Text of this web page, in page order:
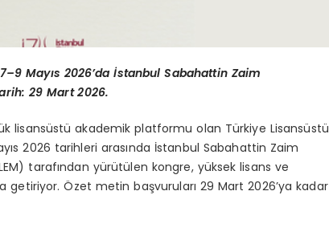
Mayıs 2026’da İstanbul Sabahattin Zaim
29 Mart 2026.
lisansüstü akademik platformu olan Türkiye Lisansüstü
2026 tarihleri arasında İstanbul Sabahattin Zaim
tarafından yürütülen kongre, yüksek lisans ve
Özet metin başvuruları 29 Mart 2026’ya kadar